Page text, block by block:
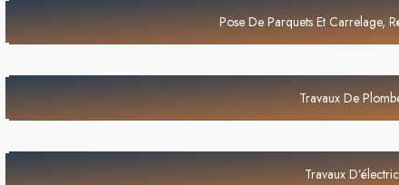
Pose De Parquets Et Carrelage,
Travaux De
Travaux